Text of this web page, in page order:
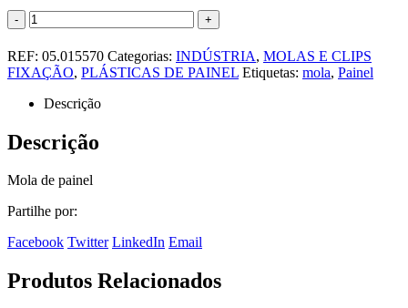
- +
REF: 05.015570 Categorias: INDÚSTRIA, MOLAS E CLIPS
FIXAÇÃO, PLÁSTICAS DE PAINEL Etiquetas: mola, Painel
Descrição
Descrição
Mola de painel
Partilhe por:
Facebook Twitter LinkedIn Email
Produtos Relacionados